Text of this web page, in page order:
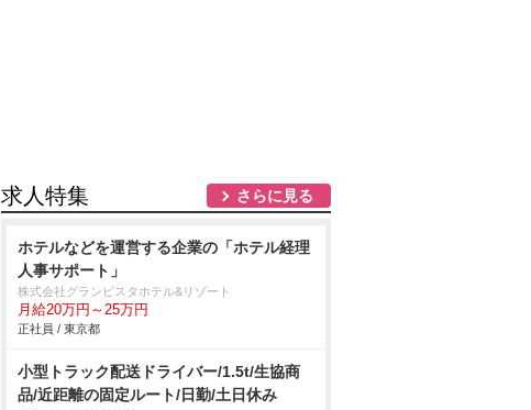
求人特集 さらに見る
ホテルなどを運営する企業の「ホテル経理
人事サポート」
株式会社グランビスタホテル&リゾート
月給20万円～25万円
正社員 / 東京都
小型トラック配送ドライバー/1.5t/生協商
品/近距離の固定ルート/日勤/土日休み